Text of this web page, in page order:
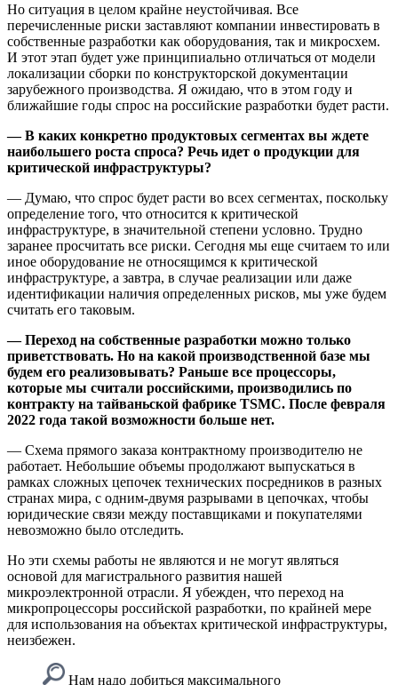
Но ситуация в целом крайне неустойчивая. Все
перечисленные риски заставляют компании инвестировать в
собственные разработки как оборудования, так и микросхем.
И этот этап будет уже принципиально отличаться от модели
локализации сборки по конструкторской документации
зарубежного производства. Я ожидаю, что в этом году и
ближайшие годы спрос на российские разработки будет расти.
— В каких конкретно продуктовых сегментах вы ждете
наибольшего роста спроса? Речь идет о продукции для
критической инфраструктуры?
— Думаю, что спрос будет расти во всех сегментах, поскольку
определение того, что относится к критической
инфраструктуре, в значительной степени условно. Трудно
заранее просчитать все риски. Сегодня мы еще считаем то или
иное оборудование не относящимся к критической
инфраструктуре, а завтра, в случае реализации или даже
идентификации наличия определенных рисков, мы уже будем
считать его таковым.
— Переход на собственные разработки можно только
приветствовать. Но на какой производственной базе мы
будем его реализовывать? Раньше все процессоры,
которые мы считали российскими, производились по
контракту на тайваньской фабрике TSMC. После февраля
2022 года такой возможности больше нет.
— Схема прямого заказа контрактному производителю не
работает. Небольшие объемы продолжают выпускаться в
рамках сложных цепочек технических посредников в разных
странах мира, с одним-двумя разрывами в цепочках, чтобы
юридические связи между поставщиками и покупателями
невозможно было отследить.
Но эти схемы работы не являются и не могут являться
основой для магистрального развития нашей
микроэлектронной отрасли. Я убежден, что переход на
микропроцессоры российской разработки, по крайней мере
для использования на объектах критической инфраструктуры,
неизбежен.
Нам надо добиться максимального